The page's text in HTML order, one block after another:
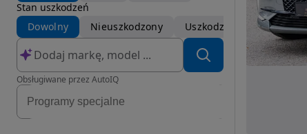
Stan uszkodzeń
Dowolny
Nieuszkodzony Uszkodzony
Obsługiwane przez AutoIQ